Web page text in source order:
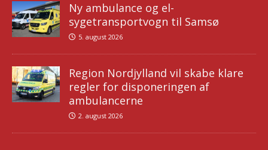
Ny ambulance og el-
sygetransportvogn til Samsø
5. august 2026
Region Nordjylland vil skabe klare
regler for disponeringen af
ambulancerne
2. august 2026